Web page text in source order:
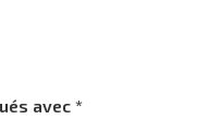
avec *